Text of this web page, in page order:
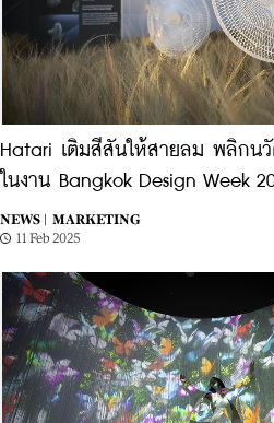
Hatari เติมสีสันให้สายลม พลิกนวั
ในงาน Bangkok Design Week
NEWS |
MARKETING
11 Feb 2025